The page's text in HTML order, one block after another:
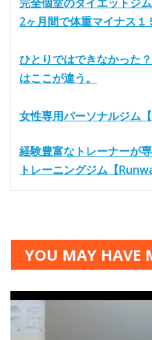
2ヶ月間で体重マイナス１
ひとりではできなかった
はここが違う。
女性専用パーソナルジム
経験豊富なトレーナーが
トレーニングジム【
YOU MAY HAVE